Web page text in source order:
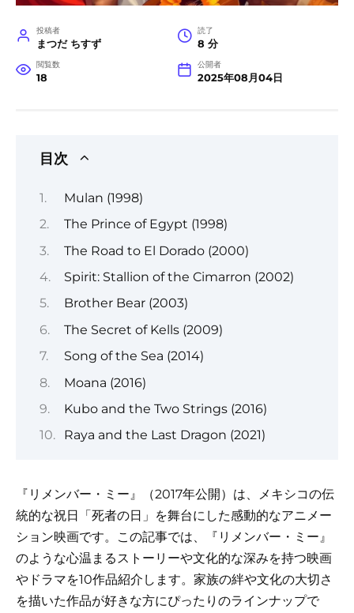
投稿者
まつだ ちすず
読了
8 分
閲覧数
18
公開者
2025年08月04日
目次
Mulan (1998)
The Prince of Egypt (1998)
The Road to El Dorado (2000)
Spirit: Stallion of the Cimarron (2002)
Brother Bear (2003)
The Secret of Kells (2009)
Song of the Sea (2014)
Moana (2016)
Kubo and the Two Strings (2016)
Raya and the Last Dragon (2021)
『リメンバー・ミー』（2017年公開）は、メキシコの伝
統的な祝日「死者の日」を舞台にした感動的なアニメー
ション映画です。この記事では、『リメンバー・ミー』
のような心温まるストーリーや文化的な深みを持つ映画
やドラマを10作品紹介します。家族の絆や文化の大切さ
を描いた作品が好きな方にぴったりのラインナップで